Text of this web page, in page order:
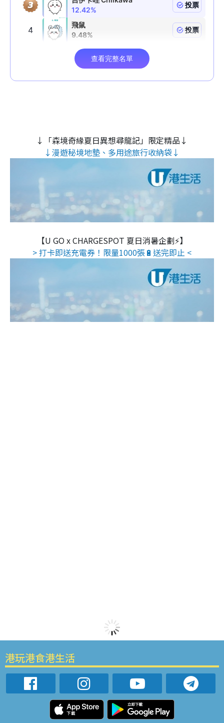
↓「森境奇緣夏日異想尋龍記」限定精品↓
↓漫遊秘境地墊、多用途旅行收納袋↓
【U GO x CHARGESPOT 夏日消暑企劃⚡】
> 打卡即送充電券！限量1000張🔋送完即止 <
港玩港食港生活